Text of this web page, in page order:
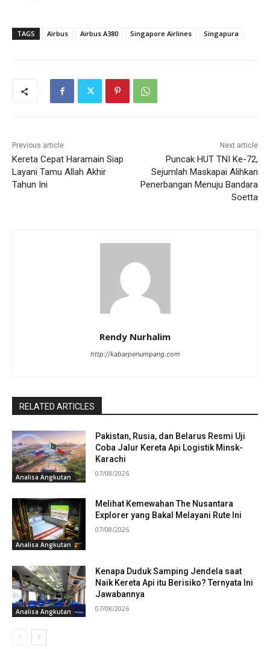
TAGS Airbus Airbus A380 Singapore Airlines Singapura
Previous article
Kereta Cepat Haramain Siap
Layani Tamu Allah Akhir
Tahun Ini
Next article
Puncak HUT TNI Ke-72,
Sejumlah Maskapai Alihkan
Penerbangan Menuju Bandara
Soetta
Rendy Nurhalim
http://kabarpenumpang.com
RELATED ARTICLES
Analisa Angkutan
Pakistan, Rusia, dan Belarus Resmi Uji
Coba Jalur Kereta Api Logistik Minsk-
Karachi
07/08/2026
Analisa Angkutan
Melihat Kemewahan The Nusantara
Explorer yang Bakal Melayani Rute Ini
07/08/2026
Analisa Angkutan
Kenapa Duduk Samping Jendela saat
Naik Kereta Api itu Berisiko? Ternyata Ini
Jawabannya
07/08/2026